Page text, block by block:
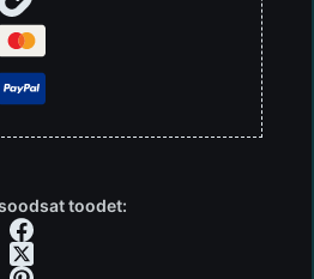
toodet: